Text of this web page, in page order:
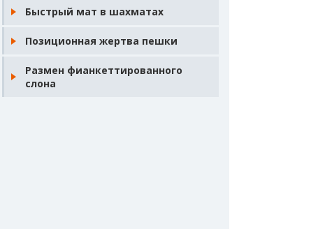
Быстрый мат в шахматах
Позиционная жертва пешки
Размен фианкеттированного
слона